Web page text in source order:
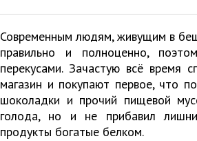
Современным людям, живущим в
правильно и полноценно,
перекусами. Зачастую всё
магазин и покупают первое, что
шоколадки и прочий пищевой
голода, но и не прибавил
продукты богатые белком.